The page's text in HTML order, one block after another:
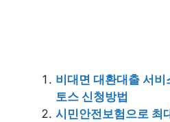
비대면 대환대출 서
토스 신청방법
시민안전보험으로 최